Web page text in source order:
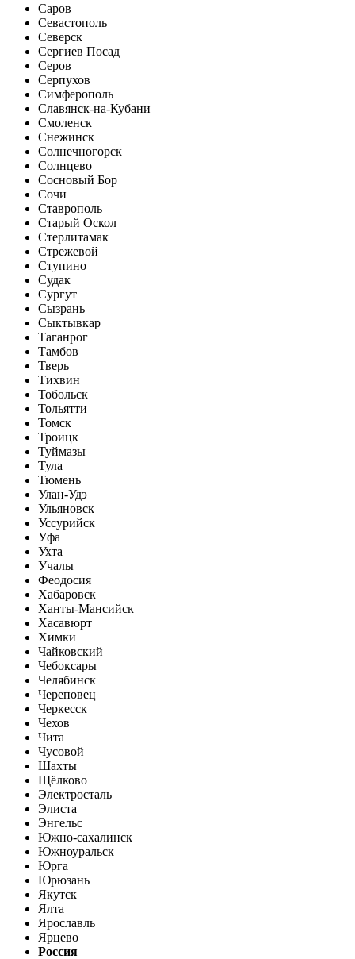
Саров
Севастополь
Северск
Сергиев Посад
Серов
Серпухов
Симферополь
Славянск-на-Кубани
Смоленск
Снежинск
Солнечногорск
Солнцево
Сосновый Бор
Сочи
Ставрополь
Старый Оскол
Стерлитамак
Стрежевой
Ступино
Судак
Сургут
Сызрань
Сыктывкар
Таганрог
Тамбов
Тверь
Тихвин
Тобольск
Тольятти
Томск
Троицк
Туймазы
Тула
Тюмень
Улан-Удэ
Ульяновск
Уссурийск
Уфа
Ухта
Учалы
Феодосия
Хабаровск
Ханты-Мансийск
Хасавюрт
Химки
Чайковский
Чебоксары
Челябинск
Череповец
Черкесск
Чехов
Чита
Чусовой
Шахты
Щёлково
Электросталь
Элиста
Энгельс
Южно-сахалинск
Южноуральск
Юрга
Юрюзань
Якутск
Ялта
Ярославль
Ярцево
Россия